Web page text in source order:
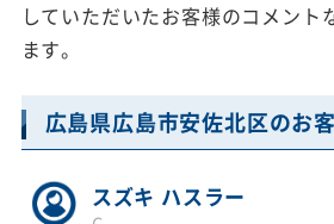
していただいたお客様のコメント
ます。
広島県広島市安佐北区のお
スズキ ハスラー